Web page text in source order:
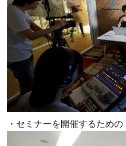
・セミナーを開催するための